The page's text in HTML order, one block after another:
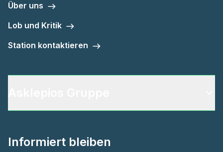
Über uns
Lob und Kritik
Station kontaktieren
Informiert bleiben